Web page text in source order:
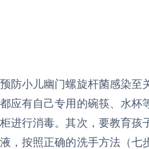
防小儿幽门螺旋杆菌感染至
应有自己专用的碗筷、水杯
进行消毒。其次，要教育孩
，按照正确的洗手方法（七